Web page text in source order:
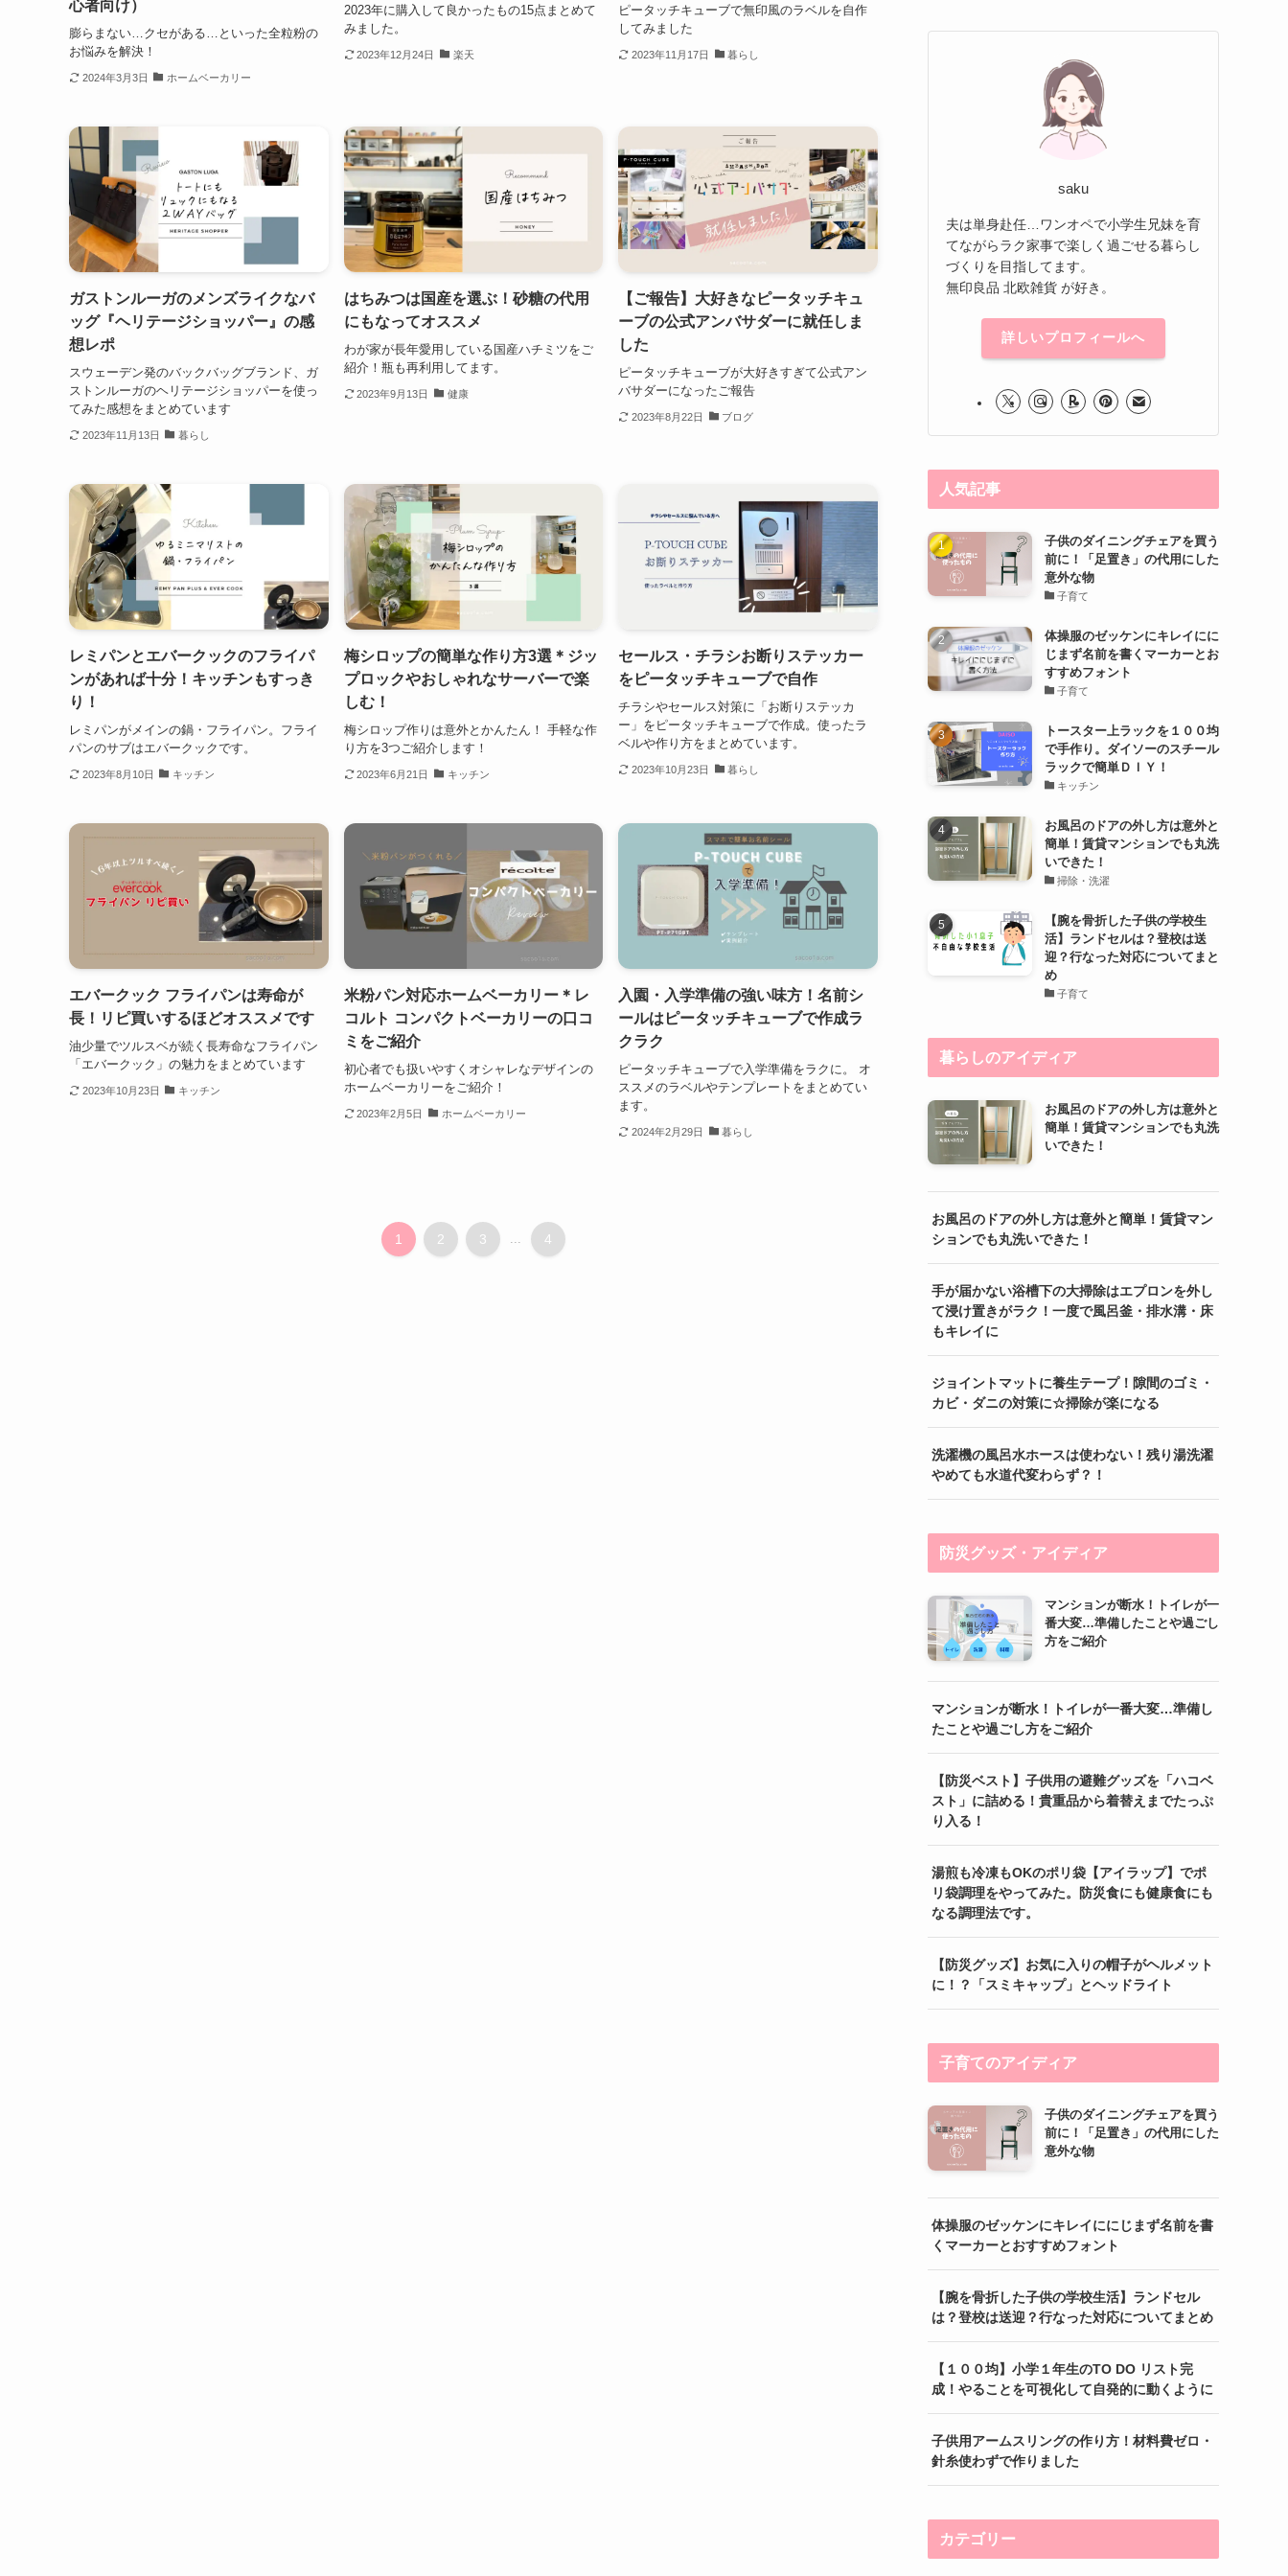
心者向け）
膨らまない…クセがある…といった全粒粉の
お悩みを解決！
2024年3月3日 ホームベーカリー
2023年に購入して良かったもの15点まとめて
みました。
2023年12月24日 楽天
ピータッチキューブで無印風のラベルを自作
してみました
2023年11月17日 暮らし
ガストンルーガのメンズライクなバ
ッグ『ヘリテージショッパー』の感
想レポ
スウェーデン発のバックバッグブランド、ガ
ストンルーガのヘリテージショッパーを使っ
てみた感想をまとめています
2023年11月13日 暮らし
はちみつは国産を選ぶ！砂糖の代用
にもなってオススメ
わが家が長年愛用している国産ハチミツをご
紹介！瓶も再利用してます。
2023年9月13日 健康
【ご報告】大好きなピータッチキュ
ーブの公式アンバサダーに就任しま
した
ピータッチキューブが大好きすぎて公式アン
バサダーになったご報告
2023年8月22日 ブログ
レミパンとエバークックのフライパ
ンがあれば十分！キッチンもすっき
り！
レミパンがメインの鍋・フライパン。フライ
パンのサブはエバークックです。
2023年8月10日 キッチン
梅シロップの簡単な作り方3選＊ジッ
プロックやおしゃれなサーバーで楽
しむ！
梅シロップ作りは意外とかんたん！ 手軽な作
り方を3つご紹介します！
2023年6月21日 キッチン
セールス・チラシお断りステッカー
をピータッチキューブで自作
チラシやセールス対策に「お断りステッカ
ー」をピータッチキューブで作成。使ったラ
ベルや作り方をまとめています。
2023年10月23日 暮らし
エバークック フライパンは寿命が
長！リピ買いするほどオススメです
油少量でツルスベが続く長寿命なフライパン
「エバークック」の魅力をまとめています
2023年10月23日 キッチン
米粉パン対応ホームベーカリー＊レ
コルト コンパクトベーカリーの口コ
ミをご紹介
初心者でも扱いやすくオシャレなデザインの
ホームベーカリーをご紹介！
2023年2月5日 ホームベーカリー
入園・入学準備の強い味方！名前シ
ールはピータッチキューブで作成ラ
クラク
ピータッチキューブで入学準備をラクに。 オ
ススメのラベルやテンプレートをまとめてい
ます。
2024年2月29日 暮らし
1 2 3 4
saku
夫は単身赴任…ワンオペで小学生兄妹を育
てながらラク家事で楽しく過ごせる暮らし
づくりを目指してます。
無印良品 北欧雑貨 が好き。
詳しいプロフィールへ
人気記事
子供のダイニングチェアを買う
前に！「足置き」の代用にした
意外な物
子育て
体操服のゼッケンにキレイにに
じまず名前を書くマーカーとお
すすめフォント
子育て
トースター上ラックを１００均
で手作り。ダイソーのスチール
ラックで簡単ＤＩＹ！
キッチン
お風呂のドアの外し方は意外と
簡単！賃貸マンションでも丸洗
いできた！
掃除・洗濯
【腕を骨折した子供の学校生
活】ランドセルは？登校は送
迎？行なった対応についてまと
め
子育て
暮らしのアイディア
お風呂のドアの外し方は意外と
簡単！賃貸マンションでも丸洗
いできた！
お風呂のドアの外し方は意外と簡単！賃貸マン
ションでも丸洗いできた！
手が届かない浴槽下の大掃除はエプロンを外し
て浸け置きがラク！一度で風呂釜・排水溝・床
もキレイに
ジョイントマットに養生テープ！隙間のゴミ・
カビ・ダニの対策に☆掃除が楽になる
洗濯機の風呂水ホースは使わない！残り湯洗濯
やめても水道代変わらず？！
防災グッズ・アイディア
マンションが断水！トイレが一
番大変…準備したことや過ごし
方をご紹介
マンションが断水！トイレが一番大変…準備し
たことや過ごし方をご紹介
【防災ベスト】子供用の避難グッズを「ハコベ
スト」に詰める！貴重品から着替えまでたっぷ
り入る！
湯煎も冷凍もOKのポリ袋【アイラップ】でポ
リ袋調理をやってみた。防災食にも健康食にも
なる調理法です。
【防災グッズ】お気に入りの帽子がヘルメット
に！？「スミキャップ」とヘッドライト
子育てのアイディア
子供のダイニングチェアを買う
前に！「足置き」の代用にした
意外な物
体操服のゼッケンにキレイににじまず名前を書
くマーカーとおすすめフォント
【腕を骨折した子供の学校生活】ランドセル
は？登校は送迎？行なった対応についてまとめ
【１００均】小学１年生のTO DO リスト完
成！やることを可視化して自発的に動くように
子供用アームスリングの作り方！材料費ゼロ・
針糸使わずで作りました
カテゴリー